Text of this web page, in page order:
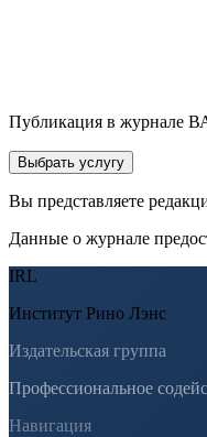
Публикация в журнале
Выбрать услугу
Вы представляете
Данные о журнале
IRL
Институт Рино Лэнс
Издательская группа
Профессиональное
Навигация